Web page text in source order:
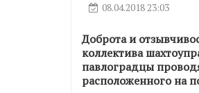
08.04.2018 23:03
Доброта и
коллектива
павлоградцы
расположенного на